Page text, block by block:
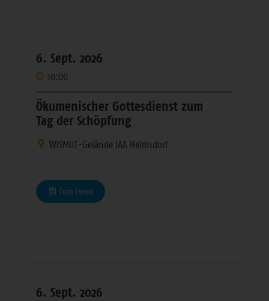
6. Sept. 2026
10:00
Ökumenischer Gottesdienst zum
Tag der Schöpfung
WISMUT-Gelände IAA Helmsdorf
Zum Event
6. Sept. 2026